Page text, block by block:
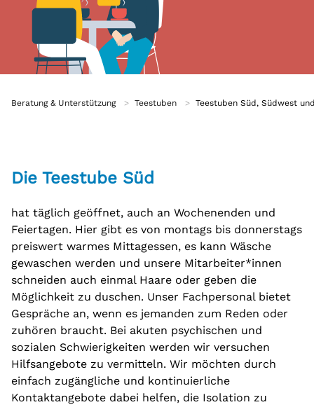
Beratungsstellen
Beratungsstellen Süd, Südwest und Grünau
Psychosoziales Zentrum Dresden
Unabhängige Peer-Beratung
Projekte
Selbsthilfe
Teilhabeangebote
Beschäftigung und Teilhabe
Teestuben
Teestuben Süd, Südwest und Grünau
Pflege
Ambulante psychiatrische Pflege
Beratung & Unterstützung Teestuben Teestuben Süd, Südwest
Die Teestube Süd
hat täglich geöffnet, auch an Wochenenden und
Feiertagen. Hier gibt es von montags bis donnerstags
preiswert warmes Mittagessen, es kann Wäsche
gewaschen werden und unsere Mitarbeiter*innen
schneiden auch einmal Haare oder geben die
Möglichkeit zu duschen. Unser Fachpersonal bietet
Gespräche an, wenn es jemanden zum Reden oder
zuhören braucht. Bei akuten psychischen und
sozialen Schwierigkeiten werden wir versuchen
Hilfsangebote zu vermitteln. Wir möchten durch
einfach zugängliche und kontinuierliche
Kontaktangebote dabei helfen, die Isolation zu